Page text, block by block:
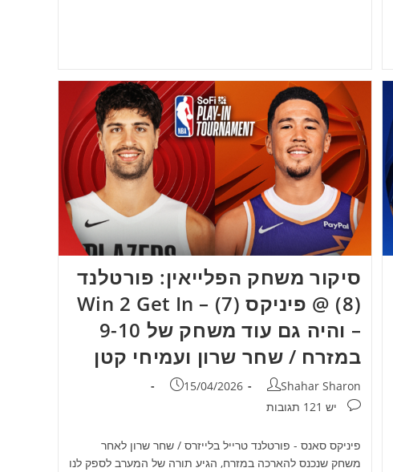
סיקור משחק הפלייאין: פורטלנד
(8) @ פיניקס (7) – Win 2 Get In
– והיה גם עוד משחק של 9-10
במזרח / שחר שרון ועמיחי קטן
מחבר:
Shahar Sharon פורסם:
15/04/2026
תגובות:
יש 121 תגובות
פיניקס סאנס - פורטלנד טרייל בלייזרס / שחר שרון לאחר
משחק שנכנס להארכה במזרח, הגיע תורה של המערב לספק לנו